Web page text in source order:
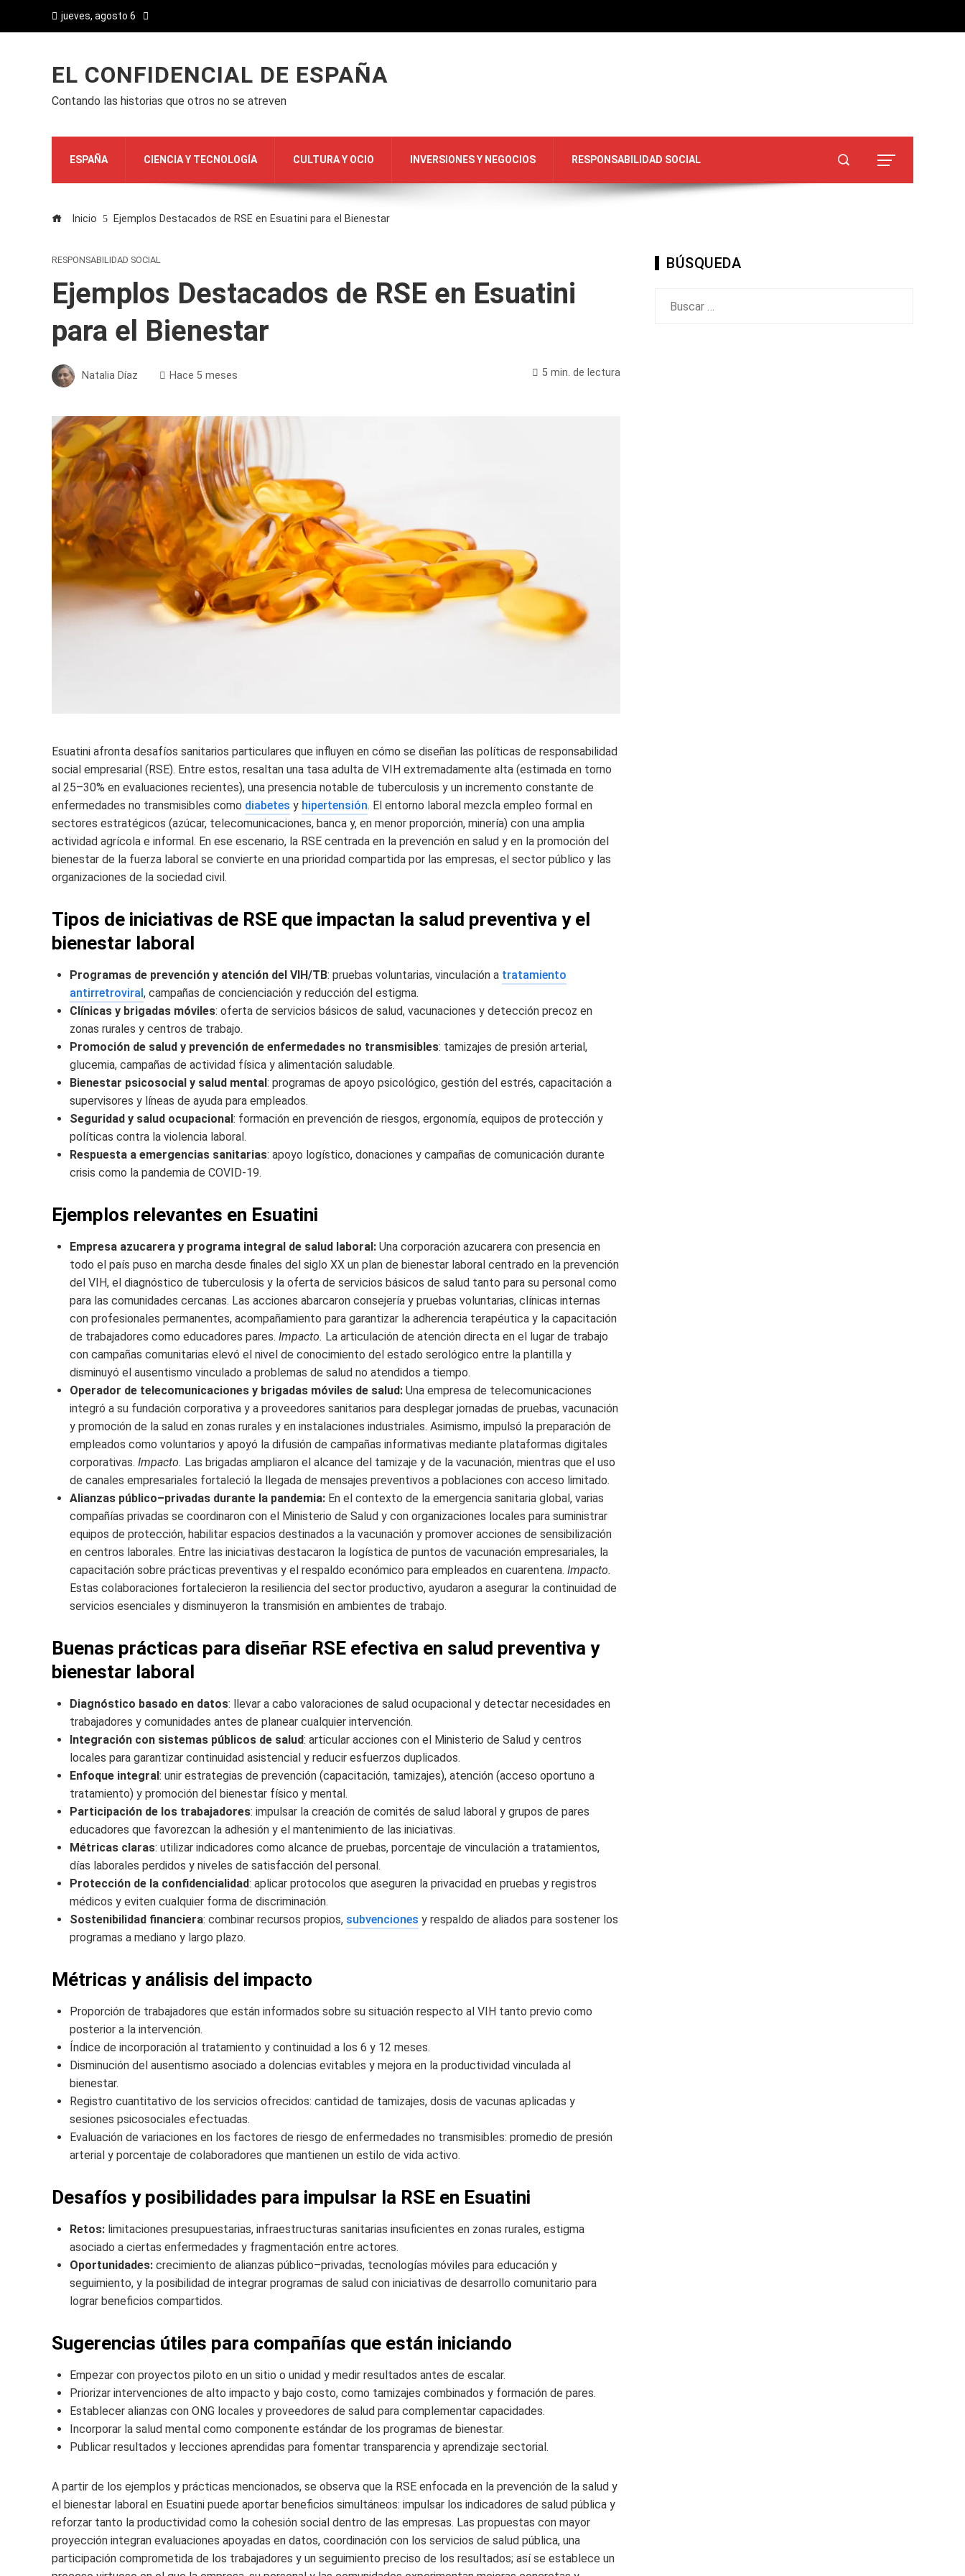
jueves, agosto 6
EL CONFIDENCIAL DE ESPAÑA
Contando las historias que otros no se atreven
ESPAÑA CIENCIA Y TECNOLOGÍA CULTURA Y OCIO INVERSIONES Y NEGOCIOS RESPONSABILIDAD SOCIAL
Inicio Ejemplos Destacados de RSE en Esuatini para el Bienestar
RESPONSABILIDAD SOCIAL
Ejemplos Destacados de RSE en Esuatini
para el Bienestar
Natalia Díaz Hace 5 meses 5 min. de lectura
Esuatini afronta desafíos sanitarios particulares que influyen en cómo se diseñan las políticas de responsabilidad
social empresarial (RSE). Entre estos, resaltan una tasa adulta de VIH extremadamente alta (estimada en torno
al 25–30% en evaluaciones recientes), una presencia notable de tuberculosis y un incremento constante de
enfermedades no transmisibles como diabetes y hipertensión. El entorno laboral mezcla empleo formal en
sectores estratégicos (azúcar, telecomunicaciones, banca y, en menor proporción, minería) con una amplia
actividad agrícola e informal. En ese escenario, la RSE centrada en la prevención en salud y en la promoción del
bienestar de la fuerza laboral se convierte en una prioridad compartida por las empresas, el sector público y las
organizaciones de la sociedad civil.
Tipos de iniciativas de RSE que impactan la salud preventiva y el
bienestar laboral
Programas de prevención y atención del VIH/TB: pruebas voluntarias, vinculación a tratamiento
antirretroviral, campañas de concienciación y reducción del estigma.
Clínicas y brigadas móviles: oferta de servicios básicos de salud, vacunaciones y detección precoz en
zonas rurales y centros de trabajo.
Promoción de salud y prevención de enfermedades no transmisibles: tamizajes de presión arterial,
glucemia, campañas de actividad física y alimentación saludable.
Bienestar psicosocial y salud mental: programas de apoyo psicológico, gestión del estrés, capacitación a
supervisores y líneas de ayuda para empleados.
Seguridad y salud ocupacional: formación en prevención de riesgos, ergonomía, equipos de protección y
políticas contra la violencia laboral.
Respuesta a emergencias sanitarias: apoyo logístico, donaciones y campañas de comunicación durante
crisis como la pandemia de COVID-19.
Ejemplos relevantes en Esuatini
Empresa azucarera y programa integral de salud laboral: Una corporación azucarera con presencia en
todo el país puso en marcha desde finales del siglo XX un plan de bienestar laboral centrado en la prevención
del VIH, el diagnóstico de tuberculosis y la oferta de servicios básicos de salud tanto para su personal como
para las comunidades cercanas. Las acciones abarcaron consejería y pruebas voluntarias, clínicas internas
con profesionales permanentes, acompañamiento para garantizar la adherencia terapéutica y la capacitación
de trabajadores como educadores pares. Impacto. La articulación de atención directa en el lugar de trabajo
con campañas comunitarias elevó el nivel de conocimiento del estado serológico entre la plantilla y
disminuyó el ausentismo vinculado a problemas de salud no atendidos a tiempo.
Operador de telecomunicaciones y brigadas móviles de salud: Una empresa de telecomunicaciones
integró a su fundación corporativa y a proveedores sanitarios para desplegar jornadas de pruebas, vacunación
y promoción de la salud en zonas rurales y en instalaciones industriales. Asimismo, impulsó la preparación de
empleados como voluntarios y apoyó la difusión de campañas informativas mediante plataformas digitales
corporativas. Impacto. Las brigadas ampliaron el alcance del tamizaje y de la vacunación, mientras que el uso
de canales empresariales fortaleció la llegada de mensajes preventivos a poblaciones con acceso limitado.
Alianzas público–privadas durante la pandemia: En el contexto de la emergencia sanitaria global, varias
compañías privadas se coordinaron con el Ministerio de Salud y con organizaciones locales para suministrar
equipos de protección, habilitar espacios destinados a la vacunación y promover acciones de sensibilización
en centros laborales. Entre las iniciativas destacaron la logística de puntos de vacunación empresariales, la
capacitación sobre prácticas preventivas y el respaldo económico para empleados en cuarentena. Impacto.
Estas colaboraciones fortalecieron la resiliencia del sector productivo, ayudaron a asegurar la continuidad de
servicios esenciales y disminuyeron la transmisión en ambientes de trabajo.
Buenas prácticas para diseñar RSE efectiva en salud preventiva y
bienestar laboral
Diagnóstico basado en datos: llevar a cabo valoraciones de salud ocupacional y detectar necesidades en
trabajadores y comunidades antes de planear cualquier intervención.
Integración con sistemas públicos de salud: articular acciones con el Ministerio de Salud y centros
locales para garantizar continuidad asistencial y reducir esfuerzos duplicados.
Enfoque integral: unir estrategias de prevención (capacitación, tamizajes), atención (acceso oportuno a
tratamiento) y promoción del bienestar físico y mental.
Participación de los trabajadores: impulsar la creación de comités de salud laboral y grupos de pares
educadores que favorezcan la adhesión y el mantenimiento de las iniciativas.
Métricas claras: utilizar indicadores como alcance de pruebas, porcentaje de vinculación a tratamientos,
días laborales perdidos y niveles de satisfacción del personal.
Protección de la confidencialidad: aplicar protocolos que aseguren la privacidad en pruebas y registros
médicos y eviten cualquier forma de discriminación.
Sostenibilidad financiera: combinar recursos propios, subvenciones y respaldo de aliados para sostener los
programas a mediano y largo plazo.
Métricas y análisis del impacto
Proporción de trabajadores que están informados sobre su situación respecto al VIH tanto previo como
posterior a la intervención.
Índice de incorporación al tratamiento y continuidad a los 6 y 12 meses.
Disminución del ausentismo asociado a dolencias evitables y mejora en la productividad vinculada al
bienestar.
Registro cuantitativo de los servicios ofrecidos: cantidad de tamizajes, dosis de vacunas aplicadas y
sesiones psicosociales efectuadas.
Evaluación de variaciones en los factores de riesgo de enfermedades no transmisibles: promedio de presión
arterial y porcentaje de colaboradores que mantienen un estilo de vida activo.
Desafíos y posibilidades para impulsar la RSE en Esuatini
Retos: limitaciones presupuestarias, infraestructuras sanitarias insuficientes en zonas rurales, estigma
asociado a ciertas enfermedades y fragmentación entre actores.
Oportunidades: crecimiento de alianzas público–privadas, tecnologías móviles para educación y
seguimiento, y la posibilidad de integrar programas de salud con iniciativas de desarrollo comunitario para
lograr beneficios compartidos.
Sugerencias útiles para compañías que están iniciando
Empezar con proyectos piloto en un sitio o unidad y medir resultados antes de escalar.
Priorizar intervenciones de alto impacto y bajo costo, como tamizajes combinados y formación de pares.
Establecer alianzas con ONG locales y proveedores de salud para complementar capacidades.
Incorporar la salud mental como componente estándar de los programas de bienestar.
Publicar resultados y lecciones aprendidas para fomentar transparencia y aprendizaje sectorial.
A partir de los ejemplos y prácticas mencionados, se observa que la RSE enfocada en la prevención de la salud y
el bienestar laboral en Esuatini puede aportar beneficios simultáneos: impulsar los indicadores de salud pública y
reforzar tanto la productividad como la cohesión social dentro de las empresas. Las propuestas con mayor
proyección integran evaluaciones apoyadas en datos, coordinación con los servicios de salud pública, una
participación comprometida de los trabajadores y un seguimiento preciso de los resultados; así se establece un
BÚSQUEDA